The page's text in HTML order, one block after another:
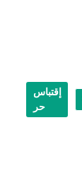
إقتباس
حر